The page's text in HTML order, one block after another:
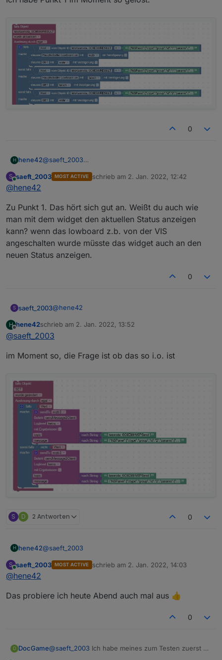
0
H hene42@saeft_2003
nicht ganz, ich meine mehr z.Bsp. bei der Gruppe 2 da
3).
S
Online
saeft_2003 MOST ACTIVE schrieb am 2. Jan. 2022, 12:42
zuletzt editiert von
@hene42
Zu Punkt 1. Das hört sich gut an. Weißt du auch wie
man mit dem widget den aktuellen Status anzeigen
kann? wenn das lowboard z.b. von der VIS
angeschalten wurde müsste das widget auch an den
neuen Status anzeigen.
0
S saeft_2003@hene42
Zu Punkt 1. Das hört sich gut an. Weißt du auch wie
man mit dem widget den aktuellen Status anzeigen
angeschalten wurde müsste das widget auch an
H
Offline
hene42schrieb am 2. Jan. 2022, 13:52
zuletzt editiert von
@saeft_2003
im Moment so, die Frage ist ob das so i.o. ist
S D 2 Antworten 0
H hene42@saeft_2003
im Moment so, die Frage ist ob das so i.o. ist
S
Online
saeft_2003 MOST ACTIVE schrieb am 2. Jan. 2022, 14:03
zuletzt editiert von
@hene42
Das probiere ich heute Abend auch mal aus 👍
0
D DocGame@saeft_2003 Ich habe meines zum Testen zuerst an